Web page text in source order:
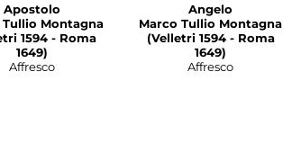
Apostolo
Tullio Montagna
- Roma
1649)
Affresco
Angelo
Marco Tullio Montagna
(Velletri 1594 - Roma
1649)
Affresco